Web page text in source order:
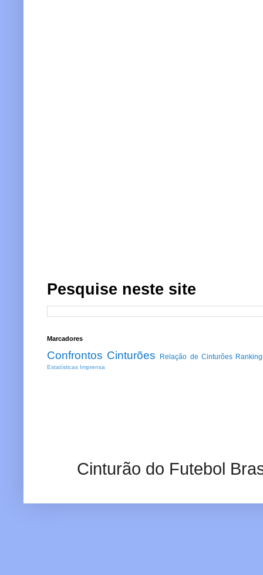
Pesquise neste site
Marcadores
Confrontos Cinturões Relação de Cinturões
Estatísticas Imprensa
Cinturão do Futebol